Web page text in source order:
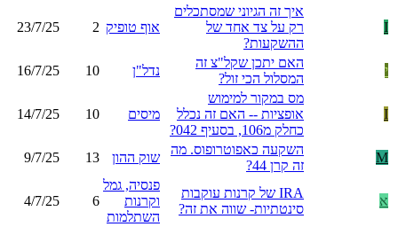
I
איך זה הגיוני שמסתכלים
רק על צד אחד של
ההשקעות?
אוף טופיק 2
23/7/25
י
האם יתכן שקל"צ זה
המסלול הכי זול?
נדל"ן 10
16/7/25
I
מס במקור למימוש
אופציות -- האם זה נכלל
כחלק מ106, בסעיף 042?
מיסים 10
14/7/25
M
השקעה כאפוטרופוס. מה
זה קרן 44?
שוק ההון 13
9/7/25
א
IRA של קרנות עוקבות
סינטתיות- שווה את זה?
פנסיה, גמל
וקרנות
השתלמות
6
4/7/25